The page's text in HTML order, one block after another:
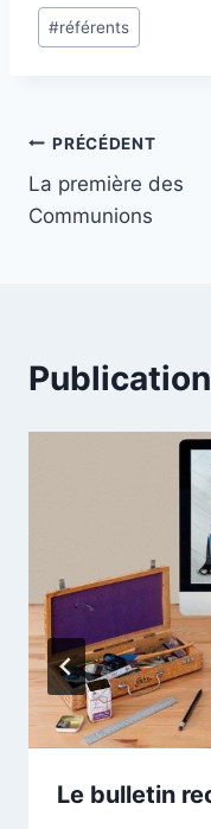
Étiquettes
de
#référents
Navigation
de
PRÉCÉDENT
La première des
Communions
Le bulletin